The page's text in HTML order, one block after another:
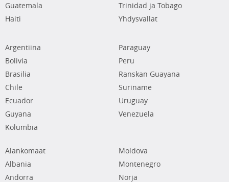
Guatemala
Haiti
Trinidad ja Tobago
Yhdysvallat
Argentiina
Bolivia
Brasilia
Chile
Ecuador
Guyana
Kolumbia
Paraguay
Peru
Ranskan Guayana
Suriname
Uruguay
Venezuela
Alankomaat
Albania
Andorra
Moldova
Montenegro
Norja